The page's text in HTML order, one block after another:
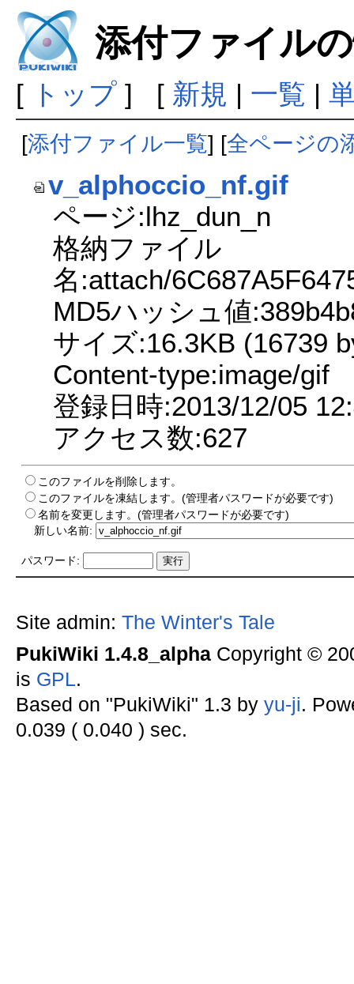
添付ファイル
[ トップ] [ 新規 | 一覧 |
[添付ファイル一覧] [全ページの
v_alphoccio_nf.gif
ページ:lhz_dun_n
格納ファイル
名:attach/
MD5ハッシュ値
サイズ:16.3KB (16739
Content-type:image/gif
登録日時:2013/12/05
アクセス数:627
このファイルを削除します。
このファイルを凍結します。(管理者パスワードが必要です)
名前を変更します。(管理者パスワードが必要です)
新しい名前:
パスワード:
Site admin: The Winter's Tale
PukiWiki 1.4.8_alphaCopyright ©
is GPL.
Based on "PukiWiki" 1.3 by yu-ji.
0.039 ( 0.040 ) sec.